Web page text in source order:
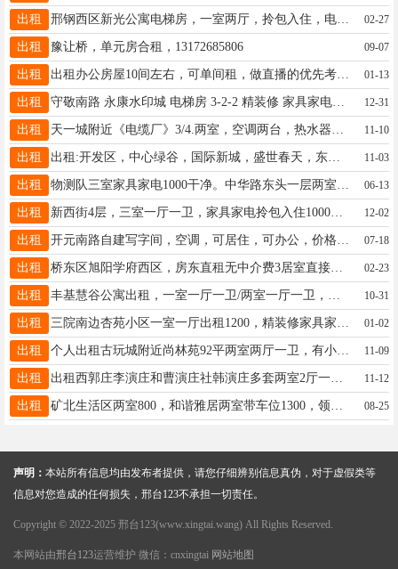
出租 邢钢西区新光公寓电梯房，一室两厅，拎包入住，电话13785979021 02-27
出租 豫让桥，单元房合租，13172685806 09-07
出租 出租办公房屋10间左右，可单间租，做直播的优先考虑，价格可谈 冶金北路米迪幼儿园北10米办公楼 15131985737 01-13
出租 守敬南路 永康水印城 电梯房 3-2-2 精装修 家具家电齐全 拎包入住 1200/月 长租优惠15931995388 12-31
出租 11-10
出租 出租:开发区，中心绿谷，国际新城，盛世春天，东方明珠，皓顺壹号院多套房屋900起，17803291757 11-03
出租 06-13
出租 新西街4层，三室一厅一卫，家具家电拎包入住1000元民用水电，另5层两室一厅1000元，15100913300 12-02
出租 开元南路自建写字间，空调，可居住，可办公，价格350-650，另有150平院出租，300平二层楼电15227398000 07-18
出租 桥东区旭阳学府西区，房东直租无中介费3居室直接拎包入住电话15103396900 02-23
出租 10-31
出租 01-02
出租 个人出租古玩城附近尚林苑92平两室两厅一卫，有小房电动车好充电，门口能停车，有双气，电话15512824563 11-09
出租 出租西郭庄李演庄和曹演庄社韩演庄多套两室2厅一卫阳面1300元拎包入住，可以看房，交通便利。电话18830917011 11-12
出租 08-25
声明： 本站所有信息均由发布者提供，请您仔细辨别信息真伪，对于虚假类等
信息对您造成的任何损失，邢台123不承担一切责任。
Copyright © 2022-2025 邢台123(www.xingtai.wang) All Rights Reserved.
本网站由邢台123运营维护 微信：cnxingtai 网站地图